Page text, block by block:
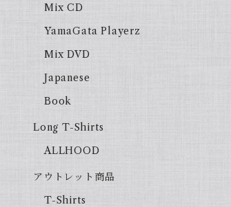
Mix CD
YamaGata Playerz
Mix DVD
Japanese
Book
Long T-Shirts
ALLHOOD
アウトレット商品
T-Shirts